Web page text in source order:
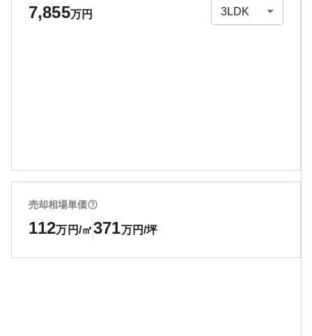
7,855万円
売却相場単価
112万円/㎡371万円/坪